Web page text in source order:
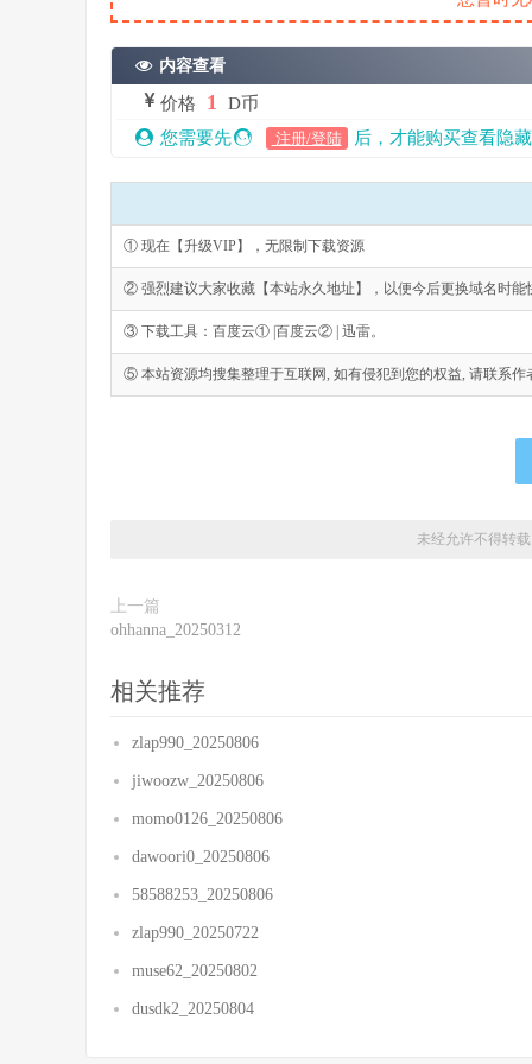
内容查看
价格 1
D币
您需要先
注册/登陆 后，才能购买查看隐
① 现在【升级VIP】，无限制下载资源
② 强烈建议大家收藏【本站永久地址】，以便今后更换域名时能
③ 下载工具：百度云① |百度云② | 迅雷。
⑤ 本站资源均搜集整理于互联网, 如有侵犯到您的权益, 请联系作
未经允许不得转
上一篇
ohhanna_20250312
相关推荐
zlap990_20250806
jiwoozw_20250806
momo0126_20250806
dawoori0_20250806
58588253_20250806
zlap990_20250722
muse62_20250802
dusdk2_20250804